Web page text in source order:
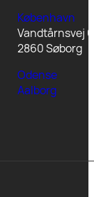
København
Vandtårnsvej
2860 Søborg
Odense
Aalborg